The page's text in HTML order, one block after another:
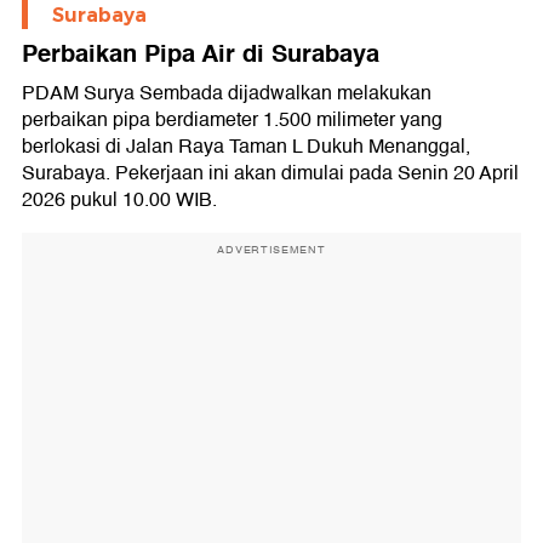
Surabaya
Perbaikan Pipa Air di Surabaya
PDAM Surya Sembada dijadwalkan melakukan
perbaikan pipa berdiameter 1.500 milimeter yang
berlokasi di Jalan Raya Taman L Dukuh Menanggal,
Surabaya. Pekerjaan ini akan dimulai pada Senin 20 April
2026 pukul 10.00 WIB.
ADVERTISEMENT